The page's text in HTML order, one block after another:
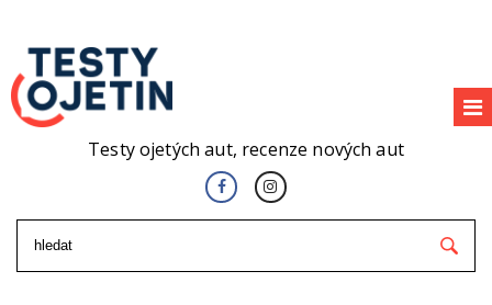
Testy ojetých aut, recenze nových aut